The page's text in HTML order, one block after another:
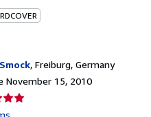
, Freiburg, Germany
November 15, 2010